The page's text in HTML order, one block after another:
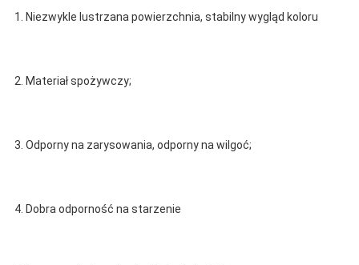
1. Niezwykle lustrzana powierzchnia, stabilny wygląd koloru
2. Materiał spożywczy;
3. Odporny na zarysowania, odporny na wilgoć;
4. Dobra odporność na starzenie